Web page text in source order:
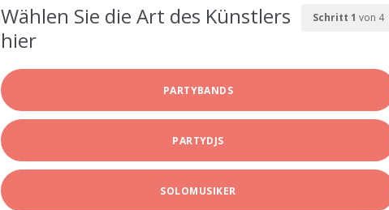
Schritt 1 von 4
Wählen Sie die Art des Künstlers
hier
PARTYBANDS
PARTYDJS
SOLOMUSIKER